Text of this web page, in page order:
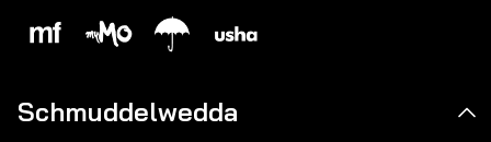
Schmuddelwedda